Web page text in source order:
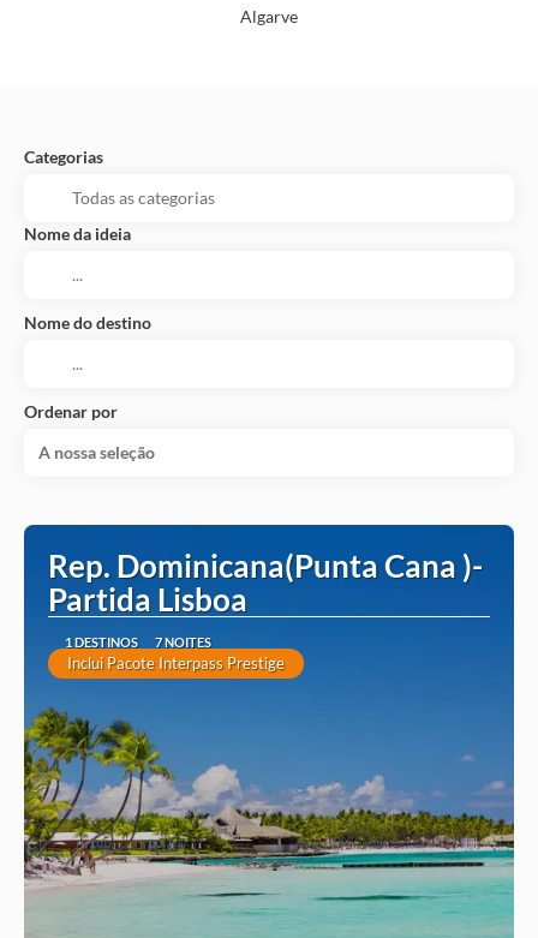
Algarve
Categorias
Nome da ideia
Nome do destino
Ordenar por
A nossa seleção
Rep. Dominicana(Punta Cana )-
Partida Lisboa
1 DESTINOS 7 NOITES
Inclui Pacote Interpass Prestige